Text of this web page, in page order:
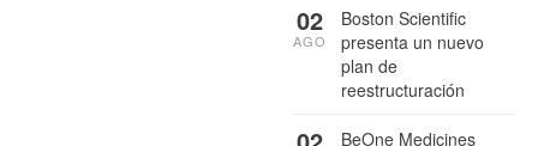
Boston Scientific
presenta un nuevo
plan de
reestructuración
02
AGO
BeOne Medicines